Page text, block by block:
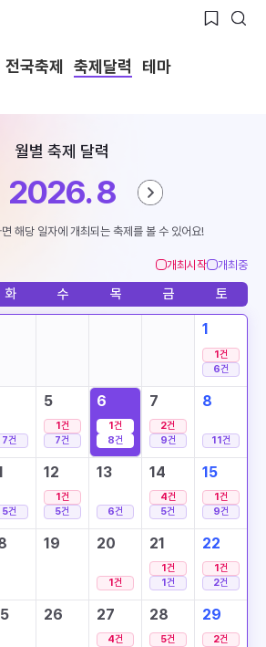
전국축제 축제달력 테마
월별 축제 달력
2026. 8
해당 일자에 개최되는 축제를 볼 수 있어요!
개최시작 개최중
화 수 목 금 토
1
1건
6건
7건
5
1건
7건
6
1건
8건
7
2건
9건
8
11건
5건
12
1건
5건
13
6건
14
4건
5건
15
1건
9건
19 20
1건
21
1건
1건
22
1건
2건
26 27
4건
28
5건
29
2건